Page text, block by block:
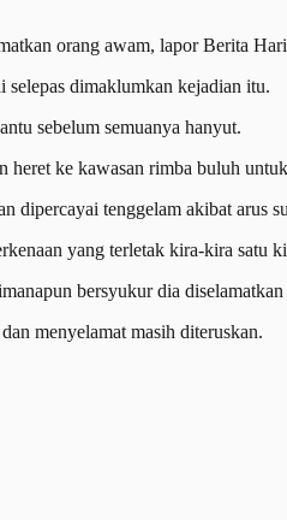
orang awam, lapor Berita
dimaklumkan kejadian itu.
sebelum semuanya hanyut.
heret ke kawasan rimba buluh
dipercayai tenggelam akibat arus
yang terletak kira-kira satu
bersyukur dia
menyelamat masih diteruskan.